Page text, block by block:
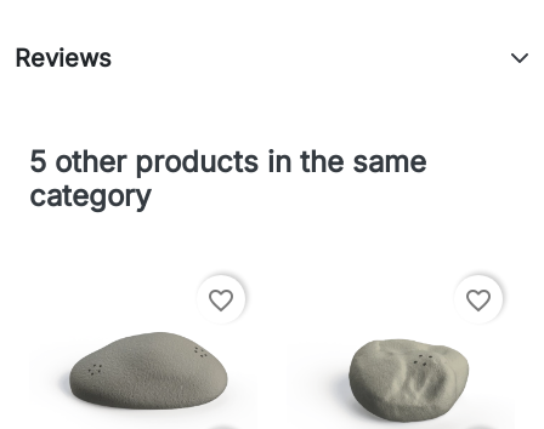
Reviews
5 other products in the same
category
favorite_border favorite_border